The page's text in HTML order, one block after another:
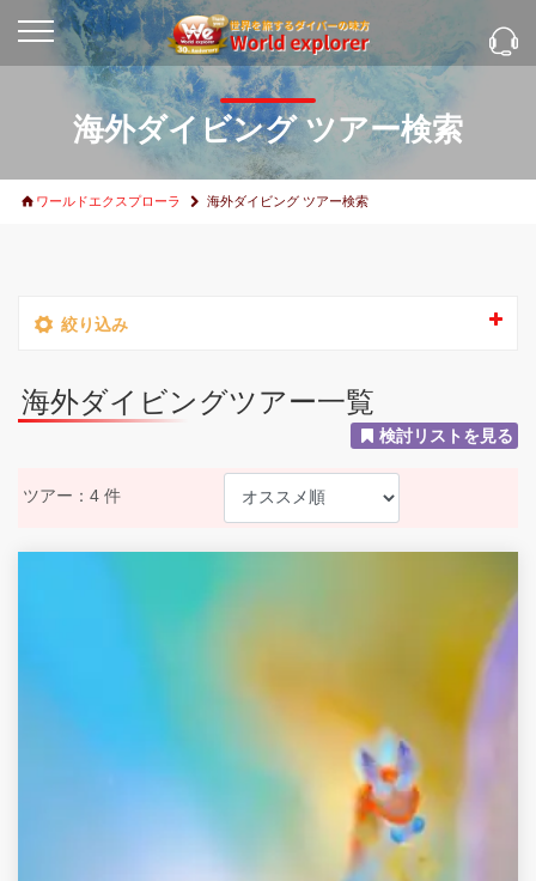
海外ダイビング ツアー検索
ワールドエクスプローラ 海外ダイビング ツアー検索
絞り込み
海外ダイビングツアー一覧
検討リストを見る
ツアー：4 件